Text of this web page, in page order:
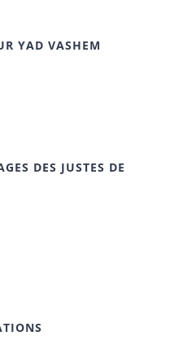
YAD VASHEM
DES JUSTES DE